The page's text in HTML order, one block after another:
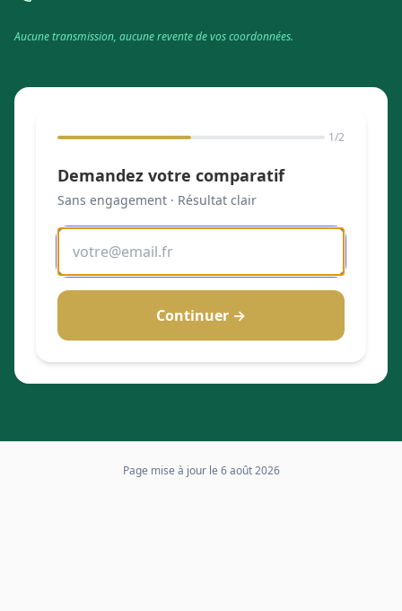
Aucune transmission, aucune revente de vos coordonnées.
1/2
Demandez votre comparatif
Sans engagement · Résultat clair
Continuer →
Page mise à jour le 6 août 2026